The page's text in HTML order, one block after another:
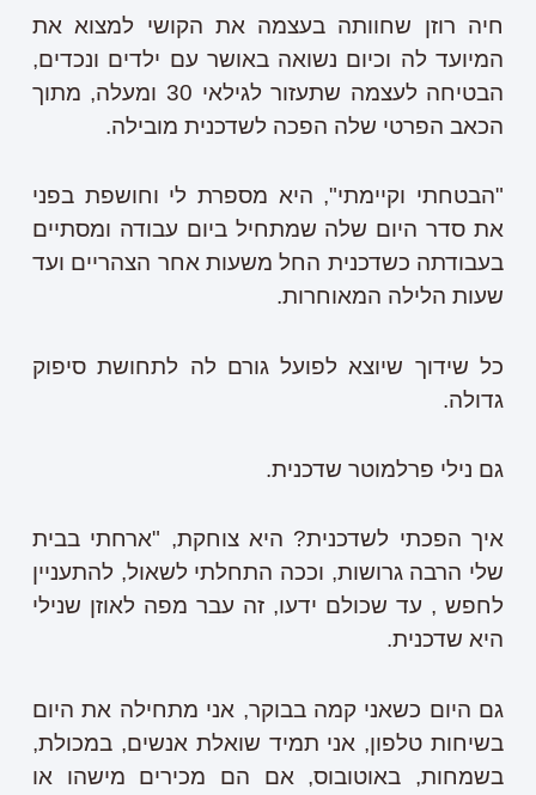
חיה רוזן שחוותה בעצמה את הקושי למצוא את
המיועד לה וכיום נשואה באושר עם ילדים ונכדים,
הבטיחה לעצמה שתעזור לגילאי 30 ומעלה, מתוך
הכאב הפרטי שלה הפכה לשדכנית מובילה.
"הבטחתי וקיימתי", היא מספרת לי וחושפת בפני
את סדר היום שלה שמתחיל ביום עבודה ומסתיים
בעבודתה כשדכנית החל משעות אחר הצהריים ועד
שעות הלילה המאוחרות.
כל שידוך שיוצא לפועל גורם לה לתחושת סיפוק
גדולה.
גם נילי פרלמוטר שדכנית.
איך הפכתי לשדכנית? היא צוחקת, "ארחתי בבית
שלי הרבה גרושות, וככה התחלתי לשאול, להתעניין
לחפש , עד שכולם ידעו, זה עבר מפה לאוזן שנילי
היא שדכנית.
גם היום כשאני קמה בבוקר, אני מתחילה את היום
בשיחות טלפון, אני תמיד שואלת אנשים, במכולת,
בשמחות, באוטובוס, אם הם מכירים מישהו או